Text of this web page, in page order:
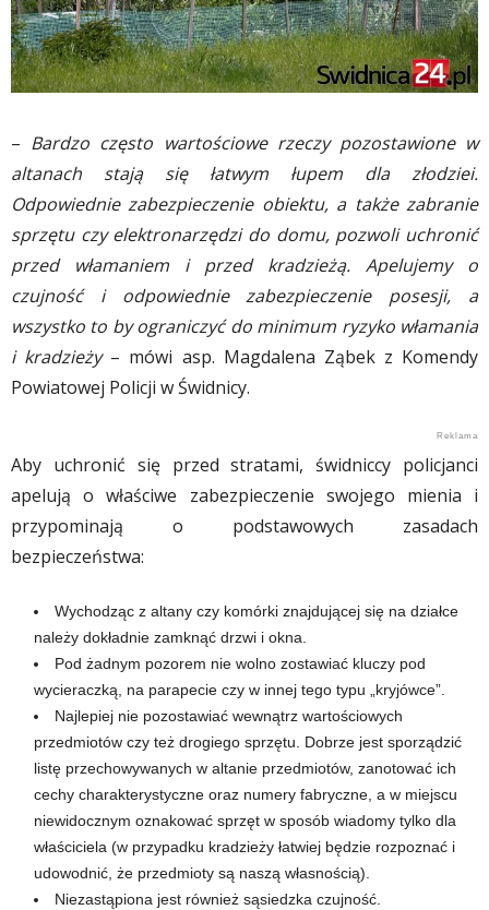
– Bardzo często wartościowe rzeczy pozostawione w
altanach stają się łatwym łupem dla złodziei.
Odpowiednie zabezpieczenie obiektu, a także zabranie
sprzętu czy elektronarzędzi do domu, pozwoli uchronić
przed włamaniem i przed kradzieżą. Apelujemy o
czujność i odpowiednie zabezpieczenie posesji, a
wszystko to by ograniczyć do minimum ryzyko włamania
i kradzieży– mówi asp. Magdalena Ząbek z Komendy
Powiatowej Policji w Świdnicy.
Aby uchronić się przed stratami, świdniccy policjanci
apelują o właściwe zabezpieczenie swojego mienia i
przypominają o podstawowych zasadach
bezpieczeństwa:
Wychodząc z altany czy komórki znajdującej się na działce
należy dokładnie zamknąć drzwi i okna.
Pod żadnym pozorem nie wolno zostawiać kluczy pod
wycieraczką, na parapecie czy w innej tego typu „kryjówce”.
Najlepiej nie pozostawiać wewnątrz wartościowych
przedmiotów czy też drogiego sprzętu. Dobrze jest sporządzić
listę przechowywanych w altanie przedmiotów, zanotować ich
cechy charakterystyczne oraz numery fabryczne, a w miejscu
niewidocznym oznakować sprzęt w sposób wiadomy tylko dla
właściciela (w przypadku kradzieży łatwiej będzie rozpoznać i
udowodnić, że przedmioty są naszą własnością).
Niezastąpiona jest również sąsiedzka czujność.